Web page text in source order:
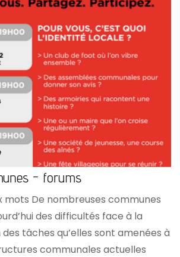
- forums
mots De nombreuses communes
des difficultés face à la
tâches qu’elles sont amenées à
communales actuelles